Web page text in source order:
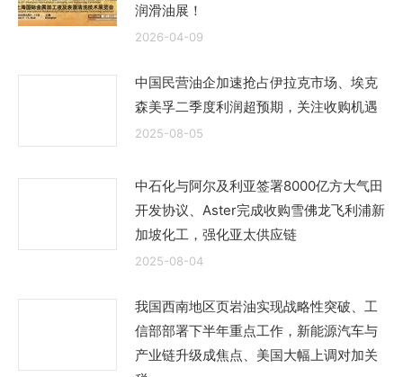
润滑油展！
2026-04-09
中国民营油企加速抢占伊拉克市场、埃克
森美孚二季度利润超预期，关注收购机遇
2025-08-05
中石化与阿尔及利亚签署8000亿方大气田
开发协议、Aster完成收购雪佛龙飞利浦新
加坡化工，强化亚太供应链
2025-08-04
我国西南地区页岩油实现战略性突破、工
信部部署下半年重点工作，新能源汽车与
产业链升级成焦点、美国大幅上调对加关